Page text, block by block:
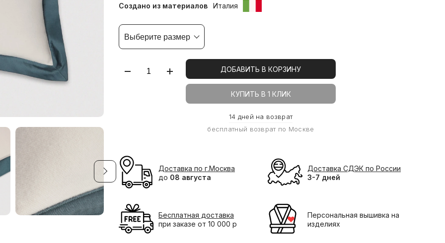
Создано из материалов
Италия
Выберите размер
ДОБАВИТЬ В КОРЗИНУ
КУПИТЬ В 1 КЛИК
14 дней на возврат
бесплатный возврат по Москве
Доставка по г.Москва
до 08 августа
Доставка СДЭК по России
3-7 дней
Бесплатная доставка
при заказе от 10 000 р
Персональная вышивка на
изделиях